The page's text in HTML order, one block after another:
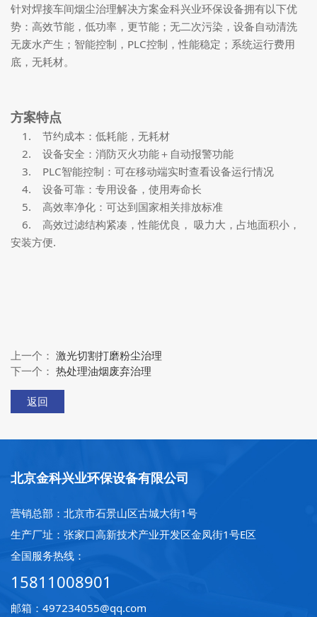
针对焊接车间烟尘治理解决方案金科兴业环保设备拥有以下优
势：高效节能，低功率，更节能；无二次污染，设备自动清洗
无废水产生；智能控制，PLC控制，性能稳定；系统运行费用
底，无耗材。
方案特点
1. 节约成本：低耗能，无耗材
2. 设备安全：消防灭火功能＋自动报警功能
3. PLC智能控制：可在移动端实时查看设备运行情况
4. 设备可靠：专用设备，使用寿命长
5. 高效率净化：可达到国家相关排放标准
6. 高效过滤结构紧凑，性能优良， 吸力大，占地面积小，
安装方便.
上一个：激光切割打磨粉尘治理
下一个：热处理油烟废弃治理
返回
北京金科兴业环保设备有限公司
营销总部：北京市石景山区古城大街1号
生产厂址：张家口高新技术产业开发区金凤街1号E区
全国服务热线：
15811008901
邮箱：497234055@qq.com